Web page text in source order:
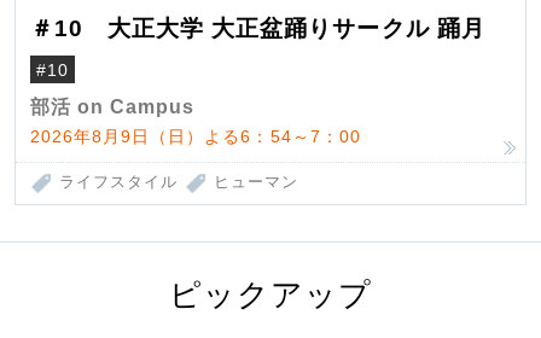
＃10 大正大学 大正盆踊りサークル 踊月
#10
部活 on Campus
2026年8月9日（日）よる6：54～7：00
ライフスタイル ヒューマン
ピックアップ